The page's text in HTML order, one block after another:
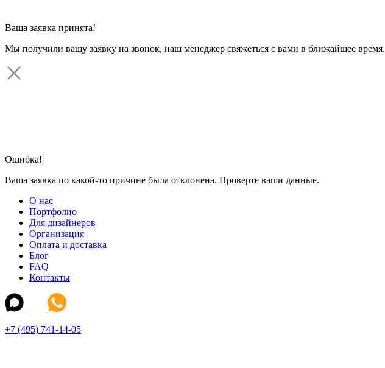
Ваша заявка принята!
Мы получили вашу заявку на звонок, наш менеджер свяжеться с вами в ближайшее время.
Ошибка!
Ваша заявка по какой-то причине была отклонена. Проверте ваши данные.
О нас
Портфолио
Для дизайнеров
Организация
Оплата и доставка
Блог
FAQ
Контакты
+7 (495) 741-14-05